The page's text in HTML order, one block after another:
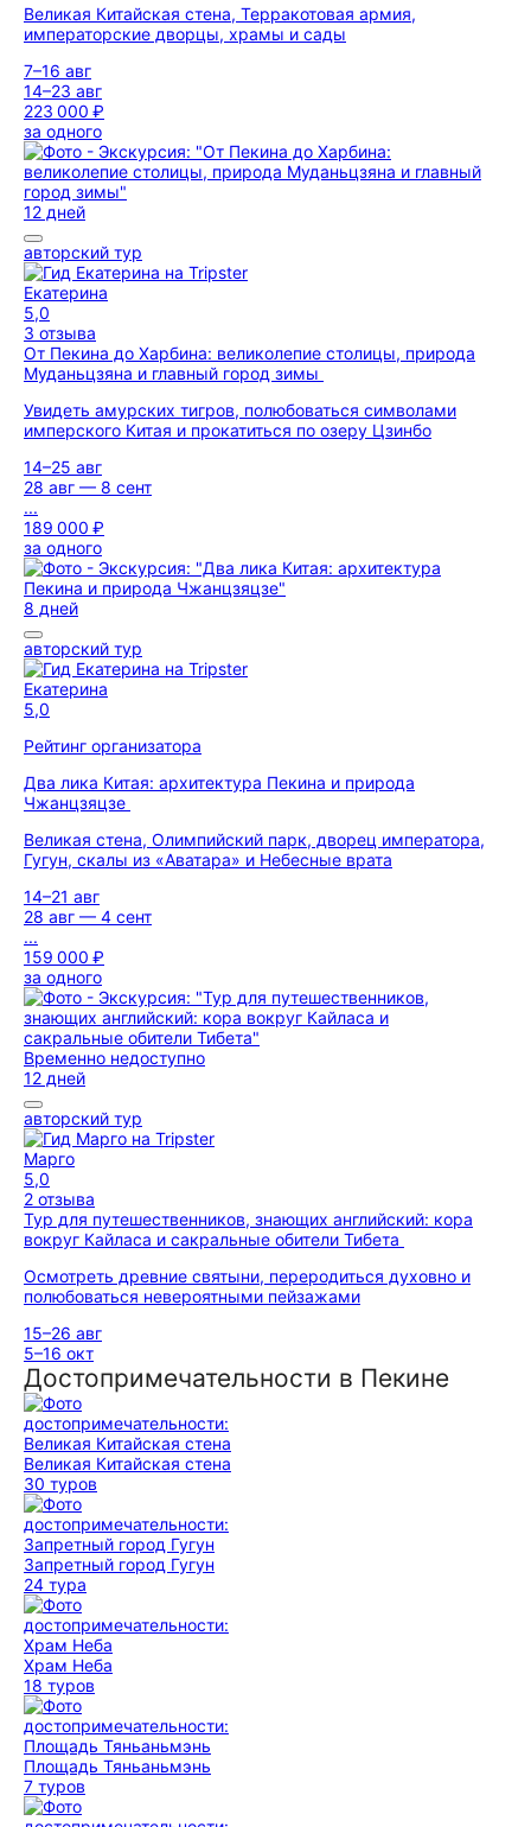
Великая Китайская стена, Терракотовая армия,
императорские дворцы, храмы и сады
7–16 авг
14–23 авг
223 000 ₽
за одного
12 дней
авторский тур
Екатерина
5,0
3 отзыва
От Пекина до Харбина: великолепие столицы, природа
Муданьцзяна и главный город зимы
Увидеть амурских тигров, полюбоваться символами
имперского Китая и прокатиться по озеру Цзинбо
14–25 авг
28 авг — 8 сент
...
189 000 ₽
за одного
8 дней
авторский тур
Екатерина
5,0
Рейтинг организатора
Два лика Китая: архитектура Пекина и природа
Чжанцзяцзе
Великая стена, Олимпийский парк, дворец императора,
Гугун, скалы из «Аватара» и Небесные врата
14–21 авг
28 авг — 4 сент
...
159 000 ₽
за одного
Временно недоступно
12 дней
авторский тур
Марго
5,0
2 отзыва
Тур для путешественников, знающих английский: кора
вокруг Кайласа и сакральные обители Тибета
Осмотреть древние святыни, переродиться духовно и
полюбоваться невероятными пейзажами
15–26 авг
5–16 окт
Достопримечательности в Пекине
Великая Китайская стена
30 туров
Запретный город Гугун
24 тура
Храм Неба
18 туров
Площадь Тяньаньмэнь
7 туров